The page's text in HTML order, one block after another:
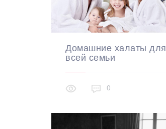
Домашние халаты для
всей семьи
0